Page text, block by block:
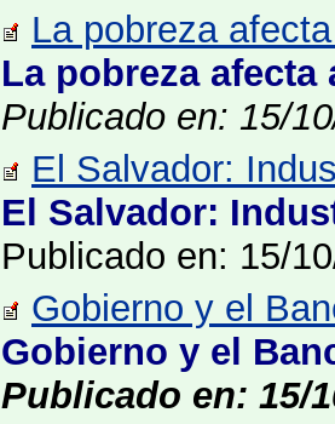
La pobreza
La pobreza
Publicado en: 15/
El Salvador:
El Salvador:
Publicado en: 15/
Gobierno y el
Gobierno y el
Publicado en: 15/